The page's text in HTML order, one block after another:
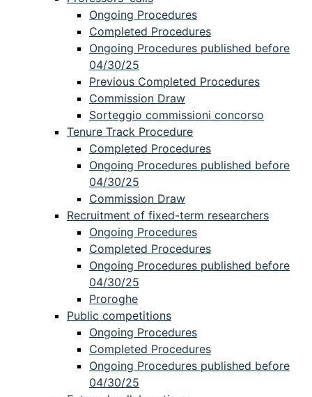
Ongoing Procedures
Completed Procedures
Ongoing Procedures published before
04/30/25
Previous Completed Procedures
Commission Draw
Sorteggio commissioni concorso
Tenure Track Procedure
Completed Procedures
Ongoing Procedures published before
04/30/25
Commission Draw
Recruitment of fixed-term researchers
Ongoing Procedures
Completed Procedures
Ongoing Procedures published before
04/30/25
Proroghe
Public competitions
Ongoing Procedures
Completed Procedures
Ongoing Procedures published before
04/30/25